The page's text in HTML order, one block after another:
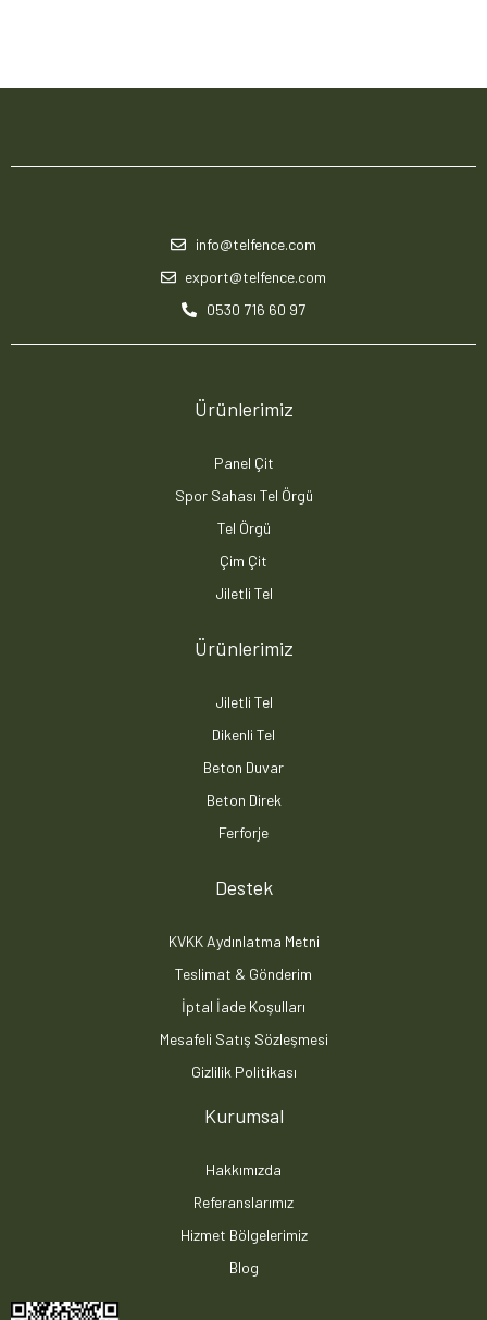
info@telfence.com
export@telfence.com
0530 716 60 97
Ürünlerimiz
Panel Çit
Spor Sahası Tel Örgü
Tel Örgü
Çim Çit
Jiletli Tel
Ürünlerimiz
Jiletli Tel
Dikenli Tel
Beton Duvar
Beton Direk
Ferforje
Destek
KVKK Aydınlatma Metni
Teslimat & Gönderim
İptal İade Koşulları
Mesafeli Satış Sözleşmesi
Gizlilik Politikası
Kurumsal
Hakkımızda
Referanslarımız
Hizmet Bölgelerimiz
Blog